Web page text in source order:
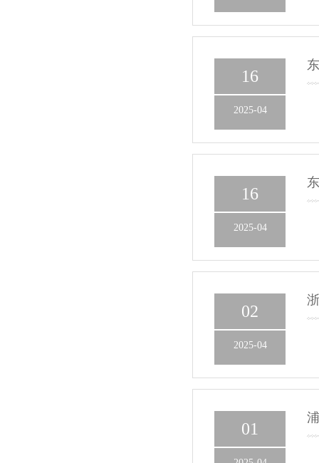
16
2025-04
16
2025-04
02
2025-04
01